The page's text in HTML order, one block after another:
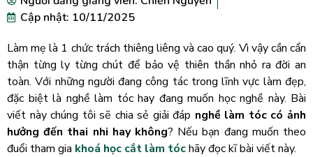
Cập nhật: 10/11/2025
Làm mẹ là 1 chức trách thiêng liêng và cao quý. Vì vậy cần cẩn
thận từng ly từng chút để bảo vệ thiên thần nhỏ ra đời an
toàn. Với những người đang công tác trong lĩnh vực làm đẹp,
đặc biệt là nghề làm tóc hay đang muốn học nghề này. Bài
viết này chúng tôi sẽ chia sẻ giải đáp nghề làm tóc có ảnh
hưởng đến thai nhi hay không? Nếu bạn đang muốn theo
đuổi tham gia khoá học cắt làm tóchãy đọc kĩ bài viết này.